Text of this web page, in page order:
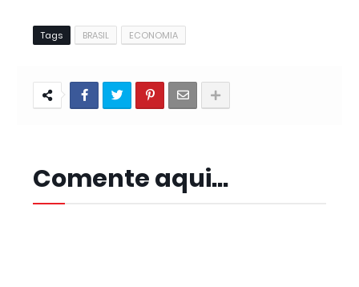
Tags BRASIL ECONOMIA
Comente aqui...